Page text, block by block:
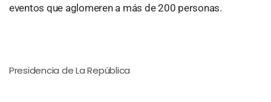
eventos que aglomeren a más de 200 personas.
Presidencia de La República